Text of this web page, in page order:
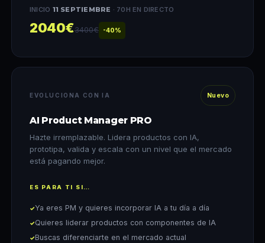
INICIO 11 SEPTIEMBRE · 70H EN DIRECTO
2040€3400€ -40%
EVOLUCIONA CON IA Nuevo
AI Product Manager PRO
Hazte irremplazable. Lidera productos con IA,
prototipa, valida y escala con un nivel que el mercado
está pagando mejor.
ES PARA TI SI…
Ya eres PM y quieres incorporar IA a tu día a día
Quieres liderar productos con componentes de IA
Buscas diferenciarte en el mercado actual